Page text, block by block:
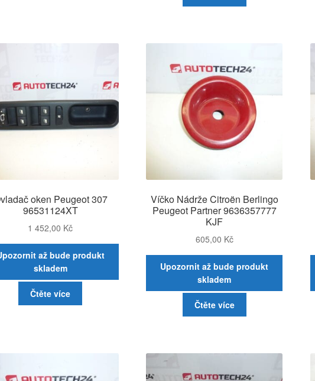
oken Peugeot 307
96531124XT
1 452,00 Kč
až bude produkt
skladem
Čtěte více
Víčko Nádrže Citroën Berlingo
Peugeot Partner 9636357777
KJF
605,00 Kč
Upozornit až bude produkt
skladem
Čtěte více